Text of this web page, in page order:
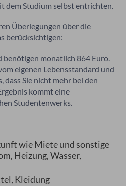
dem Studium selbst entrichten.
Überlegungen über die
berücksichtigen:
benötigen monatlich 864 Euro.
eigenen Lebensstandard und
Sie nicht mehr bei den
kommt eine
Studentenwerks.
wie Miete und sonstige
Heizung, Wasser,
Kleidung